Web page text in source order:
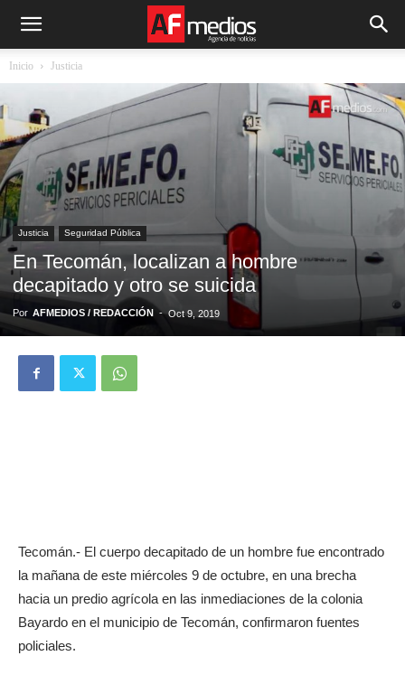
Inicio Justicia
Justicia Seguridad Pública
En Tecomán, localizan a hombre
decapitado y otro se suicida
Por AFMEDIOS / REDACCIÓN - Oct 9, 2019
Tecomán.- El cuerpo decapitado de un hombre fue encontrado
la mañana de este miércoles 9 de octubre, en una brecha
hacia un predio agrícola en las inmediaciones de la colonia
Bayardo en el municipio de Tecomán, confirmaron fuentes
policiales.